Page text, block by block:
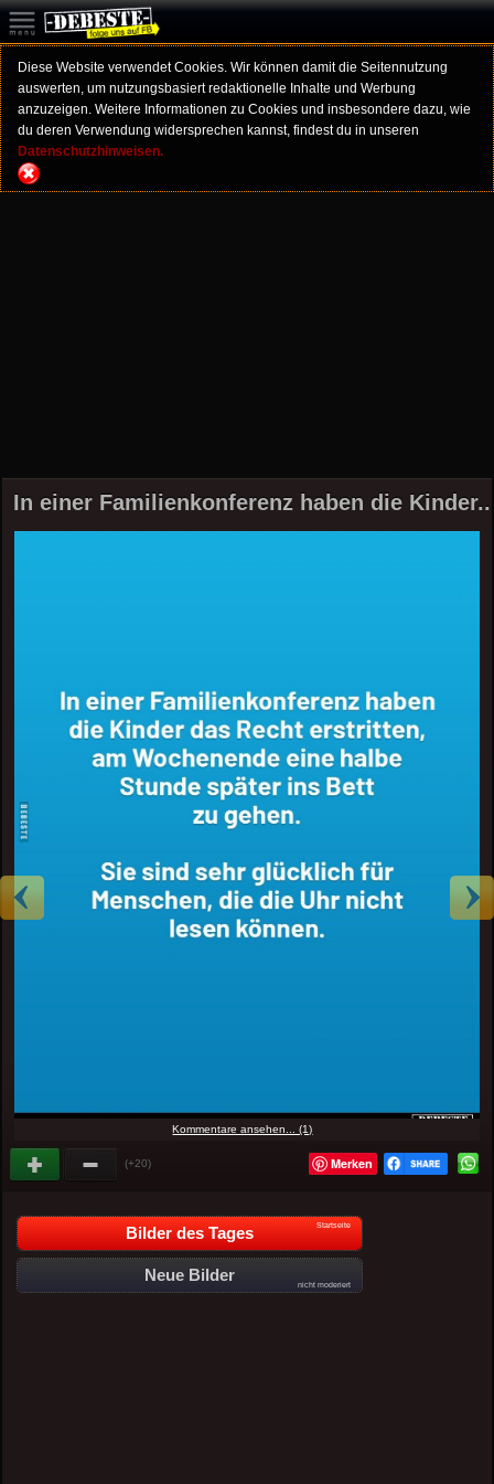
Diese Website verwendet Cookies. Wir können damit die Seitennutzung
auswerten, um nutzungsbasiert redaktionelle Inhalte und Werbung
anzuzeigen. Weitere Informationen zu Cookies und insbesondere dazu, wie
du deren Verwendung widersprechen kannst, findest du in unseren
Datenschutzhinweisen.
In einer Familienkonferenz haben die Kinder..
Kommentare ansehen... (1)
(+20) Merken
Bilder des Tages Startseite
Neue Bilder
nicht moderiert